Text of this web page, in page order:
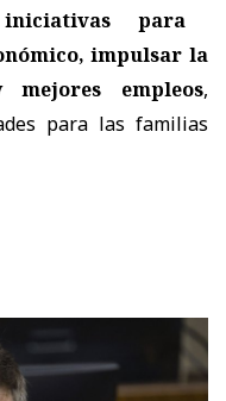
para
impulsar la
empleos,
para las familias